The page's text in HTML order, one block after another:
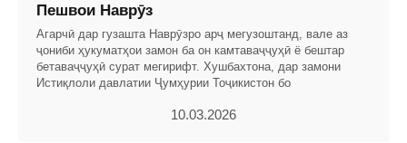
Пешвои Наврӯз
Агарчӣ дар гузашта Наврӯзро арҷ мегузоштанд, вале аз
ҷониби ҳукуматҳои замон ба он камтаваҷҷуҳӣ ё бештар
бетаваҷҷуҳӣ сурат мегирифт. Хушбахтона, дар замони
Истиқлоли давлатии Ҷумҳурии Тоҷикистон бо
10.03.2026